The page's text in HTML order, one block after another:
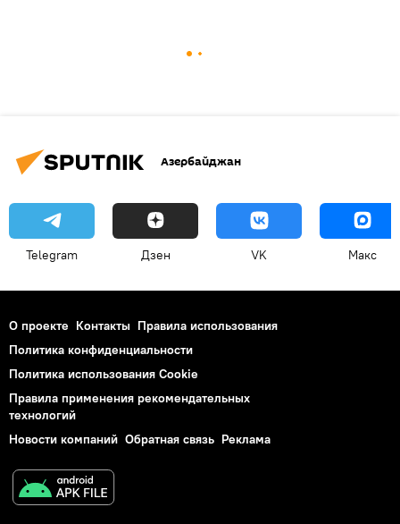
Азербайджан
Telegram Дзен VK Макс
О проекте Контакты Правила использования
Политика конфиденциальности
Политика использования Cookie
Правила применения рекомендательных
технологий
Новости компаний Обратная связь Реклама